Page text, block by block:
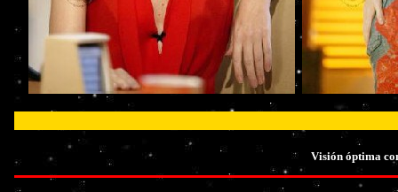
Visión óptima